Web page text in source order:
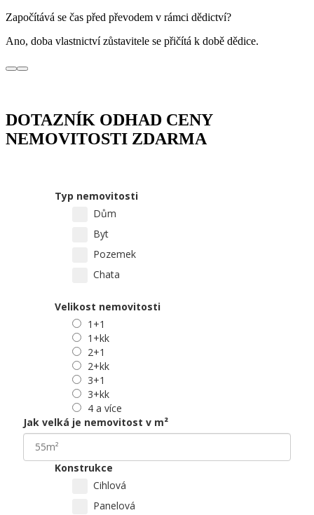
Započítává se čas před převodem v rámci dědictví?
Ano, doba vlastnictví zůstavitele se přičítá k době dědice.
DOTAZNÍK ODHAD CENY
NEMOVITOSTI ZDARMA
Typ nemovitosti
Dům
Byt
Pozemek
Chata
Velikost nemovitosti
1+1
1+kk
2+1
2+kk
3+1
3+kk
4 a více
Jak velká je nemovitost v m²
Konstrukce
Cihlová
Panelová